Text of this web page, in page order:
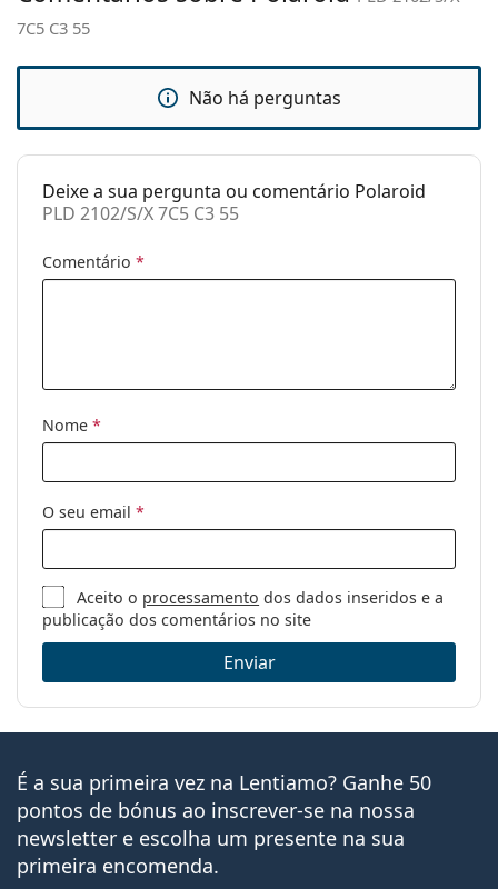
Estojo:
Pano de
Sim
Outros
Categoria:
Óculos de sol
Uso:
Moda
7C5 C3 55
Não há perguntas
Deixe a sua pergunta ou comentário Polaroid
PLD 2102/S/X 7C5 C3 55
Comentário *
Nome *
O seu email *
Aceito o processamento dos dados inseridos e a
publicação dos comentários no site
Enviar
É a sua primeira vez na Lentiamo? Ganhe 50
pontos de bónus ao inscrever-se na nossa
newsletter e escolha um presente na sua
primeira encomenda.